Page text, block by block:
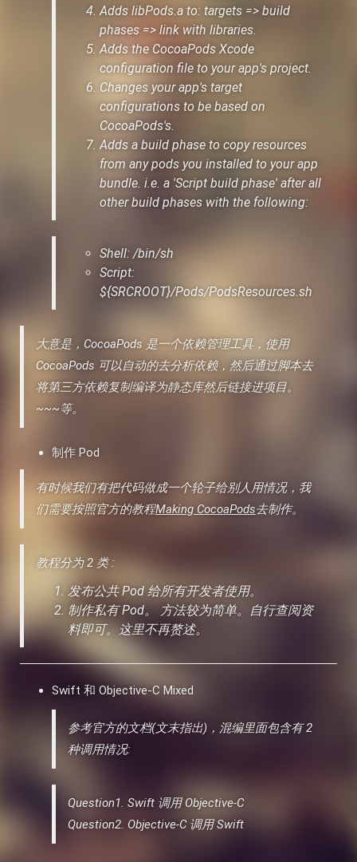
Adds libPods.a to: targets => build
phases => link with libraries.
Adds the CocoaPods Xcode
configuration file to your app's project.
Changes your app's target
configurations to be based on
CocoaPods's.
Adds a build phase to copy resources
from any pods you installed to your app
bundle. i.e. a 'Script build phase' after all
other build phases with the following:
Shell: /bin/sh
Script:
${SRCROOT}/Pods/PodsResources.sh
大意是，CocoaPods 是一个依赖管理工具，使用
CocoaPods 可以自动的去分析依赖，然后通过脚本去
将第三方依赖复制编译为静态库然后链接进项目。
~~~等。
制作 Pod
有时候我们有把代码做成一个轮子给别人用情况，我
们需要按照官方的教程Making CocoaPods去制作。
教程分为 2 类 :
发布公共 Pod 给所有开发者使用。
制作私有 Pod。 方法较为简单。自行查阅资
料即可。这里不再赘述。
Swift 和 Objective-C Mixed
参考官方的文档(文末指出)，混编里面包含有 2
种调用情况:
Question1. Swift 调用 Objective-C
Question2. Objective-C 调用 Swift